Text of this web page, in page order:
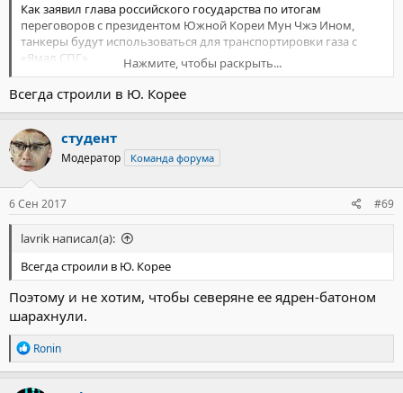
Как заявил глава российского государства по итогам
переговоров с президентом Южной Кореи Мун Чжэ Ином,
танкеры будут использоваться для транспортировки газа с
«Ямал СПГ».
«Мы с удовлетворением констатировали успешное развитие
сотрудничества в энергетической сфере: компании Южной
Кореи участвуют в проектах «Сахалин-1» и «Сахалин-2», идет
природного газа», - передает
https://vz.ru/news/2017/9/6/885870.html
Нажмите, чтобы раскрыть...
Всегда строили в Ю. Корее
студент
Модератор Команда форума
6 Сен 2017 #69
lavrik написал(а):
Всегда строили в Ю. Корее
Поэтому и не хотим, чтобы северяне ее ядрен-батоном
шарахнули.
Р
е
а
к
Ronin